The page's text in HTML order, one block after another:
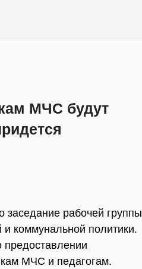
МЧС будут
заседание рабочей группы
коммунальной политики.
предоставлении
МЧС и педагогам.